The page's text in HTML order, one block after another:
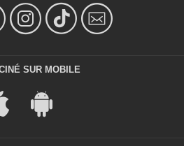
SUR MOBILE